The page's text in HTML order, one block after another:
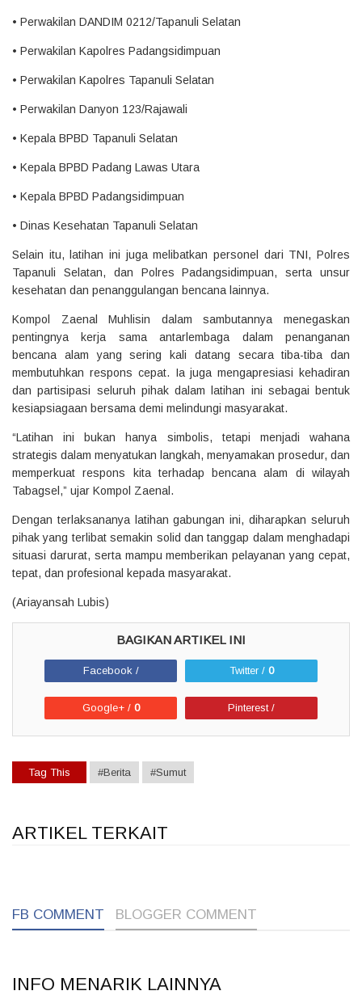
• Perwakilan DANDIM 0212/Tapanuli Selatan
• ⁠Perwakilan Kapolres Padangsidimpuan
• ⁠Perwakilan Kapolres Tapanuli Selatan
• ⁠Perwakilan Danyon 123/Rajawali
• ⁠Kepala BPBD Tapanuli Selatan
• ⁠Kepala BPBD Padang Lawas Utara
• ⁠Kepala BPBD Padangsidimpuan
• ⁠Dinas Kesehatan Tapanuli Selatan
Selain itu, latihan ini juga melibatkan personel dari TNI, Polres
Tapanuli Selatan, dan Polres Padangsidimpuan, serta unsur
kesehatan dan penanggulangan bencana lainnya.
Kompol Zaenal Muhlisin dalam sambutannya menegaskan
pentingnya kerja sama antarlembaga dalam penanganan
bencana alam yang sering kali datang secara tiba-tiba dan
membutuhkan respons cepat. Ia juga mengapresiasi kehadiran
dan partisipasi seluruh pihak dalam latihan ini sebagai bentuk
kesiapsiagaan bersama demi melindungi masyarakat.
“Latihan ini bukan hanya simbolis, tetapi menjadi wahana
strategis dalam menyatukan langkah, menyamakan prosedur, dan
memperkuat respons kita terhadap bencana alam di wilayah
Tabagsel,” ujar Kompol Zaenal.
Dengan terlaksananya latihan gabungan ini, diharapkan seluruh
pihak yang terlibat semakin solid dan tanggap dalam menghadapi
situasi darurat, serta mampu memberikan pelayanan yang cepat,
tepat, dan profesional kepada masyarakat.
(Ariayansah Lubis)
Facebook / Twitter / 0
Google+ / 0 Pinterest /
Tag This #Berita #Sumut
ARTIKEL TERKAIT
FB COMMENT BLOGGER COMMENT
INFO MENARIK LAINNYA